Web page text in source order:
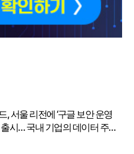
, 서울 리전에 ‘구글 보안 운영
출시… 국내 기업의 데이터 주권